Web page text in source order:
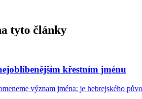
tyto články
křestním jménu
význam jména: je hebrejského